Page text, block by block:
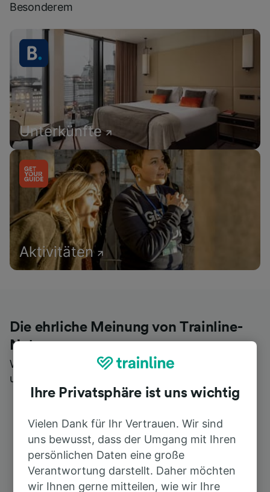
Besonderem
Unterkünfte
Aktivitäten
Die ehrliche Meinung von Trainline-
Nutzern
Wer könnte Ihnen besseres Feedback geben als
unsere Kunden selbst?
Ihre Privatsphäre ist uns wichtig
Vielen Dank für Ihr Vertrauen. Wir sind
uns bewusst, dass der Umgang mit Ihren
persönlichen Daten eine große
Verantwortung darstellt. Daher möchten
wir Ihnen gerne mitteilen, wie wir Ihre